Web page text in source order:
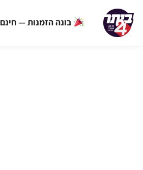
בונה הזמנות — חינם